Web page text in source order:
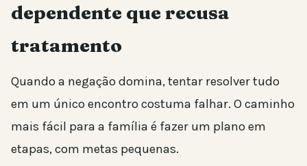
dependente que recusa
tratamento
Quando a negação domina, tentar resolver tudo
em um único encontro costuma falhar. O caminho
mais fácil para a família é fazer um plano em
etapas, com metas pequenas.